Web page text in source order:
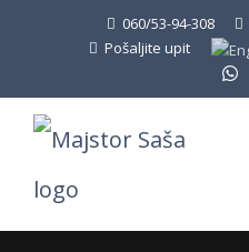
060/53-94-308
Pošaljite upit